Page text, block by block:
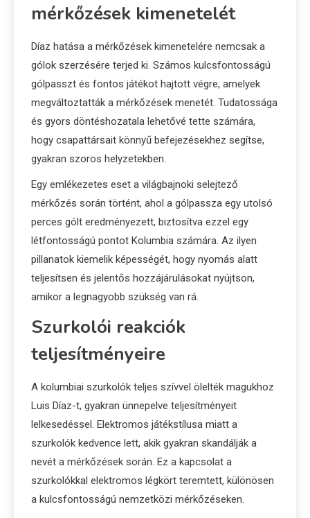
mérkőzések kimenetelét
Díaz hatása a mérkőzések kimenetelére nemcsak a
gólok szerzésére terjed ki. Számos kulcsfontosságú
gólpasszt és fontos játékot hajtott végre, amelyek
megváltoztatták a mérkőzések menetét. Tudatossága
és gyors döntéshozatala lehetővé tette számára,
hogy csapattársait könnyű befejezésekhez segítse,
gyakran szoros helyzetekben.
Egy emlékezetes eset a világbajnoki selejtező
mérkőzés során történt, ahol a gólpassza egy utolsó
perces gólt eredményezett, biztosítva ezzel egy
létfontosságú pontot Kolumbia számára. Az ilyen
pillanatok kiemelik képességét, hogy nyomás alatt
teljesítsen és jelentős hozzájárulásokat nyújtson,
amikor a legnagyobb szükség van rá.
Szurkolói reakciók
teljesítményeire
A kolumbiai szurkolók teljes szívvel ölelték magukhoz
Luis Díaz-t, gyakran ünnepelve teljesítményeit
lelkesedéssel. Elektromos játékstílusa miatt a
szurkolók kedvence lett, akik gyakran skandálják a
nevét a mérkőzések során. Ez a kapcsolat a
szurkolókkal elektromos légkört teremtett, különösen
a kulcsfontosságú nemzetközi mérkőzéseken.